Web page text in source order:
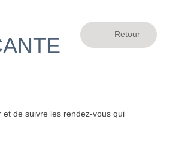
de suivre les rendez-vous qui